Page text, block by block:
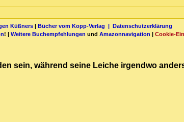
Küßners| Bücher vom Kopp-Verlag | Datenschutzerklärung
! | Weitere Buchempfehlungen und Amazonnavigation | Cookie-
sein, während seine Leiche irgendwo